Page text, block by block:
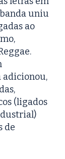
uniu
ao
adicionou,
(ligados
de